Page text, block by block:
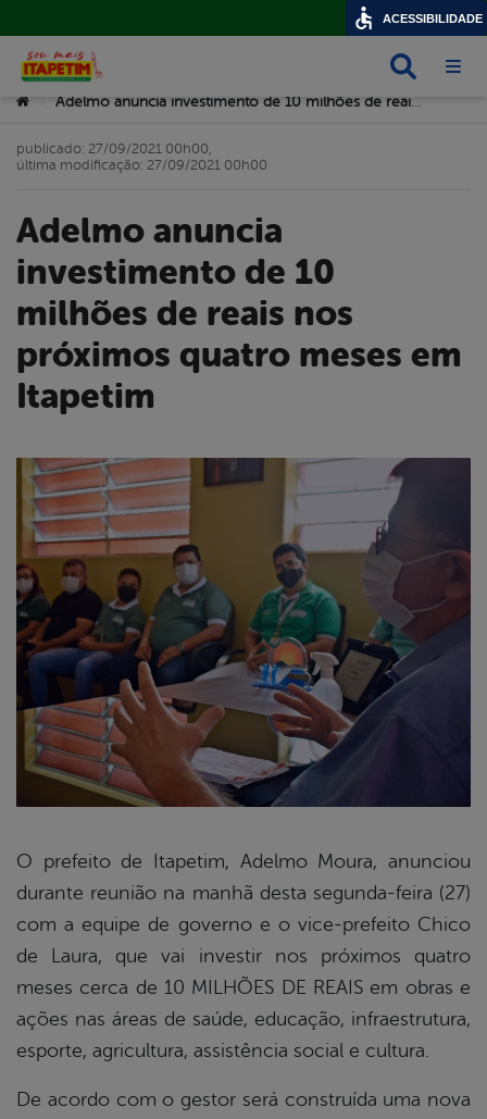
Você está aqui: Adelmo anuncia investimento de 10 milhões de reais nos próximos quatro meses em Itapetim
Adelmo anuncia
investimento de 10
milhões de reais nos
próximos quatro meses em
Itapetim
publicado: 27/09/2021 00h00,
última modificação: 27/09/2021 00h00
O prefeito de Itapetim, Adelmo Moura, anunciou
durante reunião na manhã desta segunda-feira (27)
com a equipe de governo e o vice-prefeito Chico
de Laura, que vai investir nos próximos quatro
meses cerca de 10 MILHÕES DE REAIS em obras e
ações nas áreas de saúde, educação, infraestrutura,
esporte, agricultura, assistência social e cultura.
De acordo com o gestor será construída uma nova
ACESSIBILIDADE